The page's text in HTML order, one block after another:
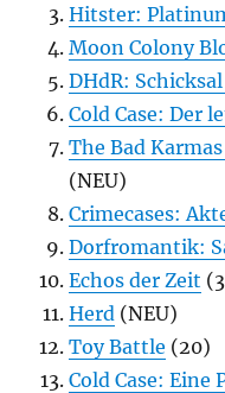
Hitster:
Moon Colony
DHdR:
Cold Case: Der
The Bad
(NEU)
Crimecases:
Dorfromantik:
Echos der Zeit
Herd (NEU)
Toy Battle (20)
Cold Case: Eine